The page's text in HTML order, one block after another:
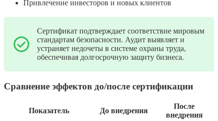
Привлечение инвесторов и новых клиентов
Сертификат подтверждает соответствие мировым
стандартам безопасности. Аудит выявляет и
устраняет недочеты в системе охраны труда,
обеспечивая долгосрочную защиту бизнеса.
Сравнение эффектов до/после сертификации
Показатель До внедрения
После
внедрения